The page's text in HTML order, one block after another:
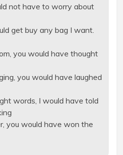
not have to worry about
get buy any bag I want.
you would have thought
you would have laughed
words, I would have told
you would have won the